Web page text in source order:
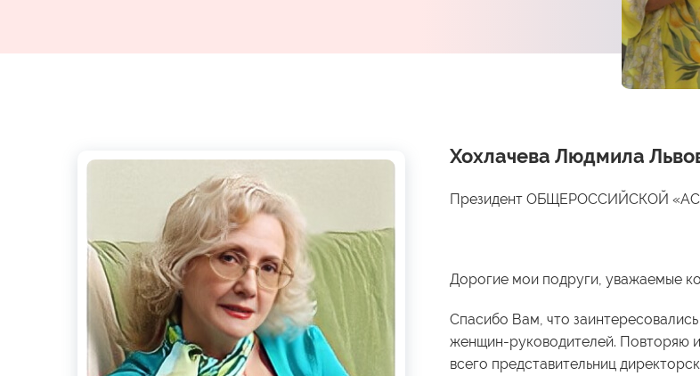
Хохлачева Людмила
Президент ОБЩЕРОССИЙСКОЙ
Дорогие мои подруги, уважаемые
Спасибо Вам, что
женщин-руководителей. Повторяю
всего представительниц